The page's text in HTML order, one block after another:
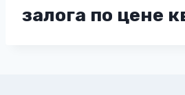
залога по цене